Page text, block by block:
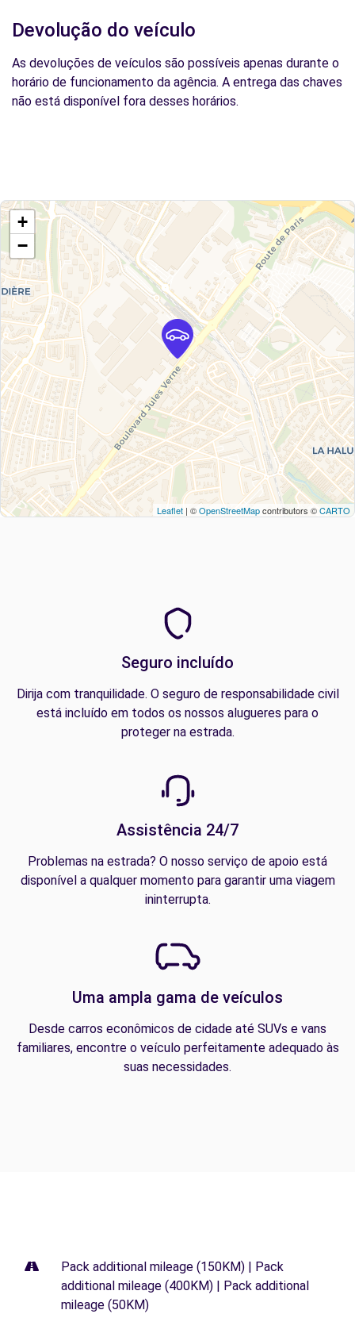
Devolução do veículo
As devoluções de veículos são possíveis apenas durante o
horário de funcionamento da agência. A entrega das chaves
não está disponível fora desses horários.
+
−
Leaflet | ©OpenStreetMapcontributors ©CARTO
Seguro incluído
Dirija com tranquilidade. O seguro de responsabilidade civil
está incluído em todos os nossos alugueres para o
proteger na estrada.
Assistência 24/7
Problemas na estrada? O nosso serviço de apoio está
disponível a qualquer momento para garantir uma viagem
ininterrupta.
Uma ampla gama de veículos
Desde carros econômicos de cidade até SUVs e vans
familiares, encontre o veículo perfeitamente adequado às
suas necessidades.
Pack additional mileage (150KM) | Pack
additional mileage (400KM) | Pack additional
mileage (50KM)